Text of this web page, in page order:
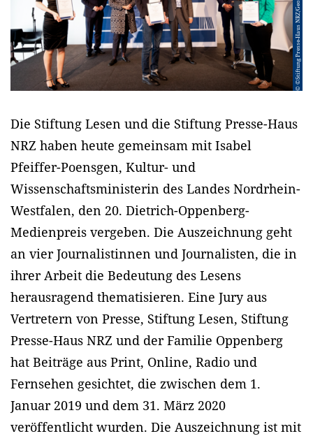
© ©Stiftung Presse-Haus NRZ/Georg Lukas
Die Stiftung Lesen und die Stiftung Presse-Haus
NRZ haben heute gemeinsam mit Isabel
Pfeiffer-Poensgen, Kultur- und
Wissenschaftsministerin des Landes Nordrhein-
Westfalen, den 20. Dietrich-Oppenberg-
Medienpreis vergeben. Die Auszeichnung geht
an vier Journalistinnen und Journalisten, die in
ihrer Arbeit die Bedeutung des Lesens
herausragend thematisieren. Eine Jury aus
Vertretern von Presse, Stiftung Lesen, Stiftung
Presse-Haus NRZ und der Familie Oppenberg
hat Beiträge aus Print, Online, Radio und
Fernsehen gesichtet, die zwischen dem 1.
Januar 2019 und dem 31. März 2020
veröffentlicht wurden. Die Auszeichnung ist mit